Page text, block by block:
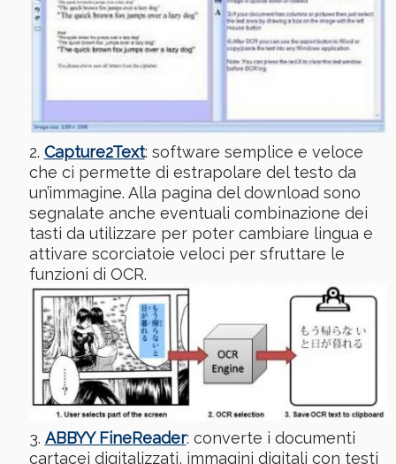
Capture2Text: software semplice e veloce
che ci permette di estrapolare del testo da
un’immagine. Alla pagina del download sono
segnalate anche eventuali combinazione dei
tasti da utilizzare per poter cambiare lingua e
attivare scorciatoie veloci per sfruttare le
funzioni di OCR.
ABBYY FineReader: converte i documenti
cartacei digitalizzati, immagini digitali con testi